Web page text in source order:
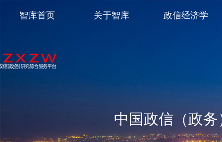
中国政信（政
智库首页 关于智库 政信经济学